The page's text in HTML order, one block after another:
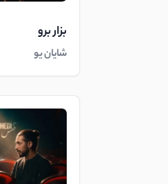
بزار برو
شایان یو